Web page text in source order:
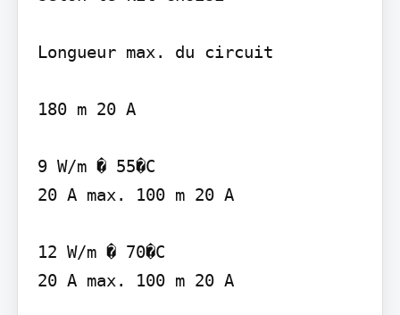
Longueur max. du circuit
180 m 20 A
9 W/m � 55�C
20 A max. 100 m 20 A
12 W/m � 70�C
20 A max. 100 m 20 A